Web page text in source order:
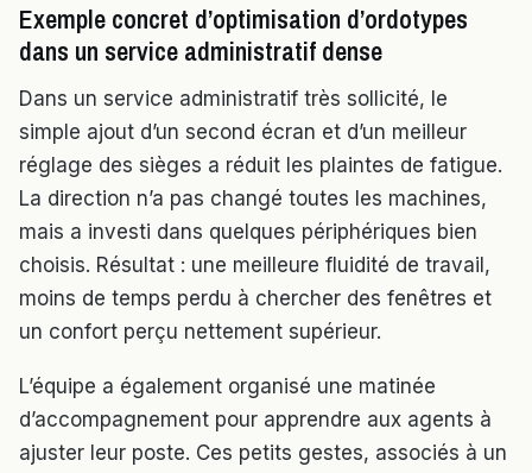
Exemple concret d’optimisation d’ordotypes
dans un service administratif dense
Dans un service administratif très sollicité, le
simple ajout d’un second écran et d’un meilleur
réglage des sièges a réduit les plaintes de fatigue.
La direction n’a pas changé toutes les machines,
mais a investi dans quelques périphériques bien
choisis. Résultat : une meilleure fluidité de travail,
moins de temps perdu à chercher des fenêtres et
un confort perçu nettement supérieur.
L’équipe a également organisé une matinée
d’accompagnement pour apprendre aux agents à
ajuster leur poste. Ces petits gestes, associés à un